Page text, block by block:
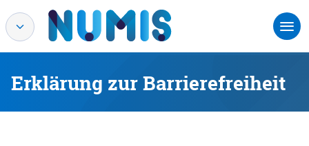
Erklärung zur Barrierefreiheit